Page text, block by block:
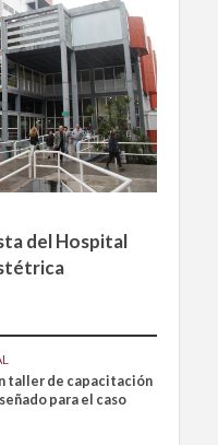
del Hospital
taller de capacitación
para el caso